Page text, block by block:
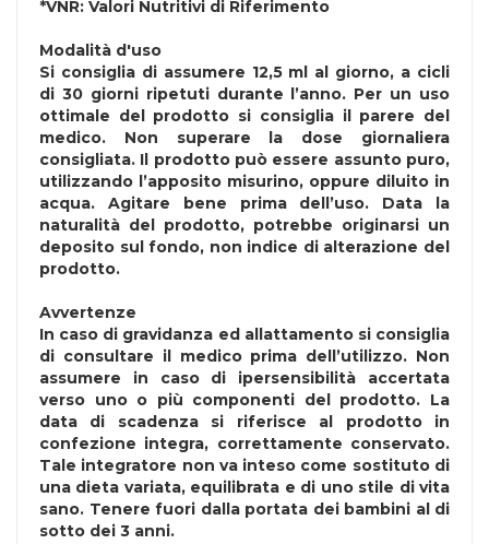
*VNR: Valori Nutritivi di Riferimento
Modalità d'uso
Si consiglia di assumere 12,5 ml al giorno, a cicli
di 30 giorni ripetuti durante l’anno. Per un uso
ottimale del prodotto si consiglia il parere del
medico. Non superare la dose giornaliera
consigliata. Il prodotto può essere assunto puro,
utilizzando l’apposito misurino, oppure diluito in
acqua. Agitare bene prima dell’uso. Data la
naturalità del prodotto, potrebbe originarsi un
deposito sul fondo, non indice di alterazione del
prodotto.
Avvertenze
In caso di gravidanza ed allattamento si consiglia
di consultare il medico prima dell’utilizzo. Non
assumere in caso di ipersensibilità accertata
verso uno o più componenti del prodotto. La
data di scadenza si riferisce al prodotto in
confezione integra, correttamente conservato.
Tale integratore non va inteso come sostituto di
una dieta variata, equilibrata e di uno stile di vita
sano. Tenere fuori dalla portata dei bambini al di
sotto dei 3 anni.